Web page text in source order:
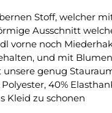
Stoff, welcher
Ausschnitt
vorne noch
und mit
genug
40%
Kleid zu schonen